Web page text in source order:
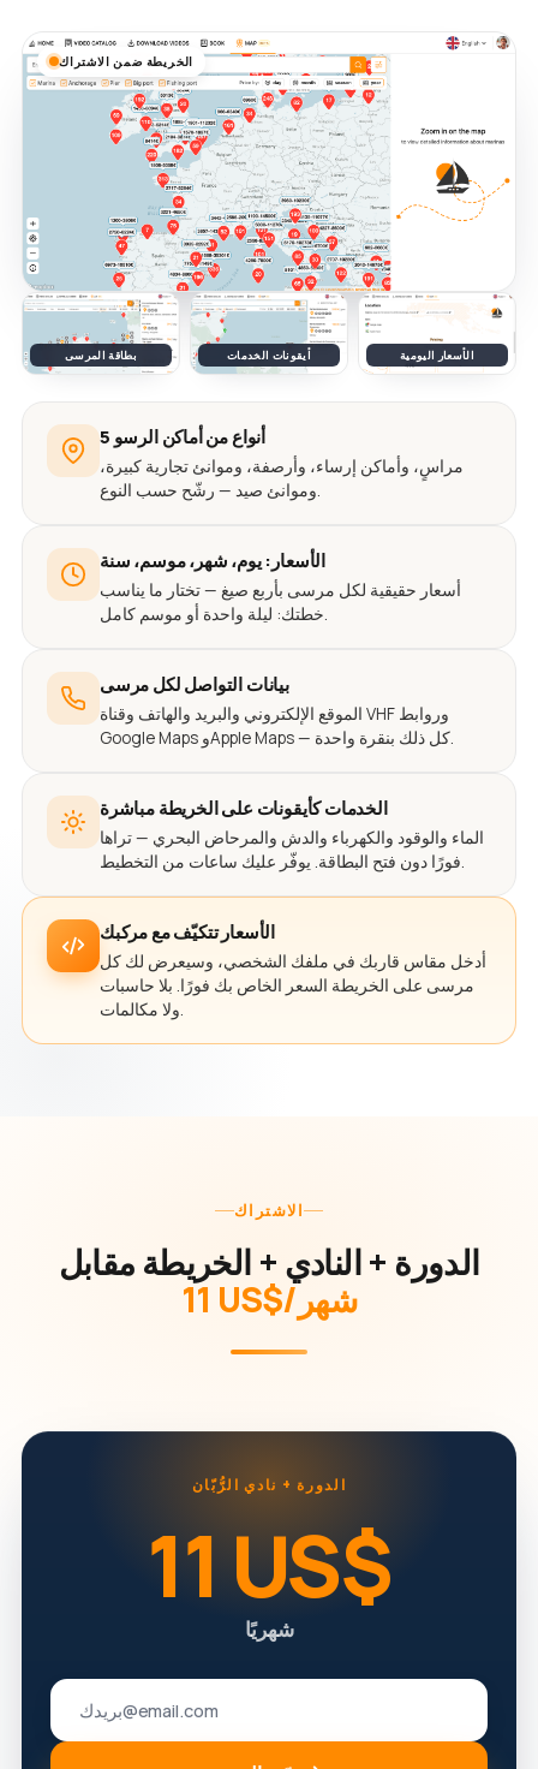
الخريطة ضمن الاشتراك
بطاقة المرسى أيقونات الخدمات الأسعار اليومية
5 أنواع من أماكن الرسو
مراسٍ، وأماكن إرساء، وأرصفة، وموانئ تجارية كبيرة،
وموانئ صيد — رشّح حسب النوع.
الأسعار: يوم، شهر، موسم، سنة
أسعار حقيقية لكل مرسى بأربع صيغ — تختار ما يناسب
خطتك: ليلة واحدة أو موسم كامل.
بيانات التواصل لكل مرسى
الموقع الإلكتروني والبريد والهاتف وقناة VHF وروابط
Google Maps وApple Maps — كل ذلك بنقرة واحدة.
الخدمات كأيقونات على الخريطة مباشرة
الماء والوقود والكهرباء والدش والمرحاض البحري — تراها
فورًا دون فتح البطاقة. يوفّر عليك ساعات من التخطيط.
الأسعار تتكيّف مع مركبك
أدخل مقاس قاربك في ملفك الشخصي، وسيعرض لك كل
مرسى على الخريطة السعر الخاص بك فورًا. بلا حاسبات
ولا مكالمات.
الاشتراك
الدورة + النادي + الخريطة مقابل
‏11 US$/شهر
الدورة + نادي الرُّبّان
‏11 US$
شهريًا